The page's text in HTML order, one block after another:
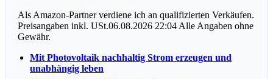
Als Amazon-Partner verdiene ich an qualifizierten Verkäufen.
Preisangaben inkl. USt.06.08.2026 22:04 Alle Angaben ohne
Gewähr.
Mit Photovoltaik nachhaltig Strom erzeugen und
unabhängig leben